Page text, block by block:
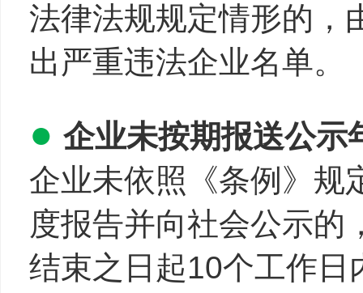
法律法规规定情形的，
出严重违法企业名单。
● 企业未按期报送公
企业未依照《条例》规
度报告并向社会公示的
结束之日起10个工作